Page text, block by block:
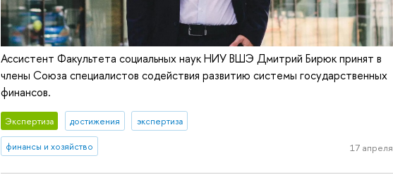
Ассистент Факультета социальных наук НИУ ВШЭ Дмитрий Бирюк принят в
члены Союза специалистов содействия развитию системы государственных
финансов.
Экспертиза достижения экспертиза
финансы и хозяйство 17 апреля